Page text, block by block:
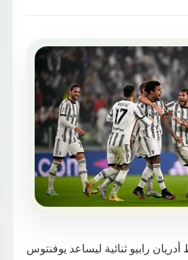
رابيو ثنائية ليساعد يوفنتوس